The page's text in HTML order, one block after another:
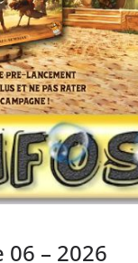
– 2026